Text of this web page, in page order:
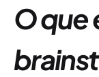
O que